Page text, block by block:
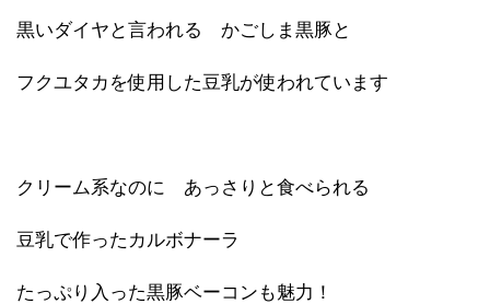
黒いダイヤと言われる かごしま黒豚と
フクユタカを使用した豆乳が使われています
クリーム系なのに あっさりと食べられる
豆乳で作ったカルボナーラ
たっぷり入った黒豚ベーコンも魅力！